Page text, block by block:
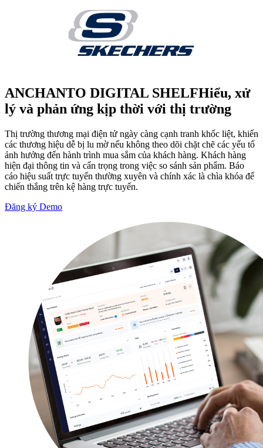
ANCHANTO DIGITAL SHELFHiểu, xử
lý và phản ứng kịp thời với thị trường
Thị trường thương mại điện tử ngày càng cạnh tranh khốc liệt, khiến
các thương hiệu dễ bị lu mờ nếu không theo dõi chặt chẽ các yếu tố
ảnh hưởng đến hành trình mua sắm của khách hàng. Khách hàng
hiện đại thông tin và cẩn trọng trong việc so sánh sản phẩm. Báo
cáo hiệu suất trực tuyến thường xuyên và chính xác là chìa khóa để
chiến thắng trên kệ hàng trực tuyến.
Đăng ký Demo